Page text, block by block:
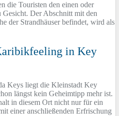
die Touristen den einen oder
Der Abschnitt mit den
der Strandhäuser befindet, wird als
in Key
Keys liegt die Kleinstadt Key
längst kein Geheimtipp mehr ist.
in diesem Ort nicht nur für ein
einer anschließenden Erfrischung